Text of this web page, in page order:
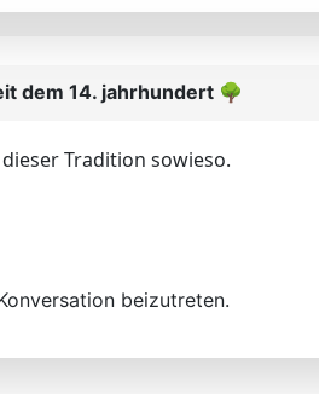
dem 14. jahrhundert 🌳
Tradition sowieso.
beizutreten.